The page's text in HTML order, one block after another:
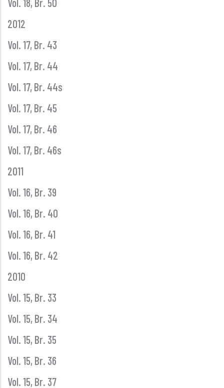
2012
Vol. 17, Br. 43
Vol. 17, Br. 44
Vol. 17, Br. 44s
Vol. 17, Br. 45
Vol. 17, Br. 46
Vol. 17, Br. 46s
2011
Vol. 16, Br. 39
Vol. 16, Br. 40
Vol. 16, Br. 41
Vol. 16, Br. 42
2010
Vol. 15, Br. 33
Vol. 15, Br. 34
Vol. 15, Br. 35
Vol. 15, Br. 36
Vol. 15, Br. 37